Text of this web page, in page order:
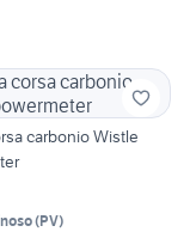
carbonio Wistle
(PV)